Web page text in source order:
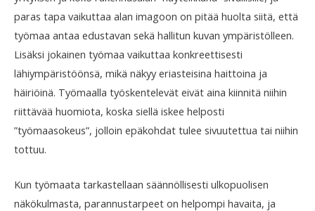
paras tapa vaikuttaa alan imagoon on pitää huolta siitä, että
työmaa antaa edustavan sekä hallitun kuvan ympäristölleen.
Lisäksi jokainen työmaa vaikuttaa konkreettisesti
lähiympäristöönsä, mikä näkyy eriasteisina haittoina ja
häiriöinä. Työmaalla työskentelevät eivät aina kiinnitä niihin
riittävää huomiota, koska siellä iskee helposti
”työmaasokeus”, jolloin epäkohdat tulee sivuutettua tai niihin
tottuu.
Kun työmaata tarkastellaan säännöllisesti ulkopuolisen
näkökulmasta, parannustarpeet on helpompi havaita, ja